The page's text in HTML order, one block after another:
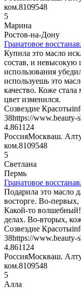
ком.8109548
5
Марина
Ростов-на-Дону
Гранатовое
Купила это масло
состав, и невысокую
использования
используешь это
качество. Коже
цвет изменился.
Созвездие Красоты
38https://www.beauty-
4.8611 24
РоссияМоскваш.
ком.8109548
5
Светлана
Пермь
Гранатовое
Подарила это масло
восторге. Во-
Какой-то
делах. Во-вторых,
Созвездие Красоты
38https://www.beauty-
4.8611 24
РоссияМоскваш.
ком.8109548
5
Алла